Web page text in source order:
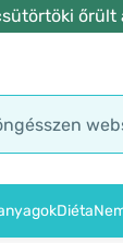
Diéta